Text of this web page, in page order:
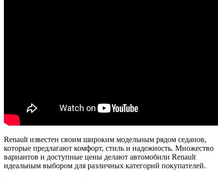
Renault известен своим широким модельным рядом седанов,
которые предлагают комфорт, стиль и надежность. Множество
вариантов и доступные цены делают автомобили Renault
идеальным выбором для различных категорий покупателей.